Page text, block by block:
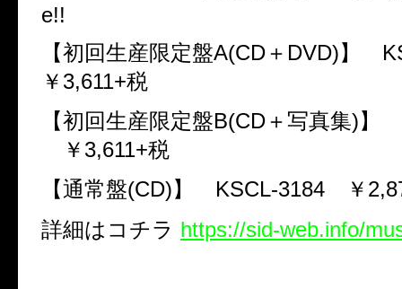
e!!
【初回生産限定盤A(CD＋ DVD)】
￥ 3,611+税
【初回生産限定盤B(CD＋写真集)】
￥ 3,611+税
【通常盤(CD)】 KSCL-3184 ￥
詳細はコチラ https://sid-web.info/